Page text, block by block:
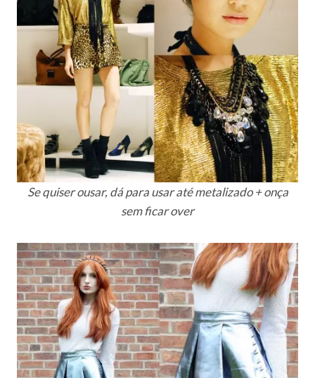
Se quiser ousar, dá para usar até metalizado + onça
sem ficar over